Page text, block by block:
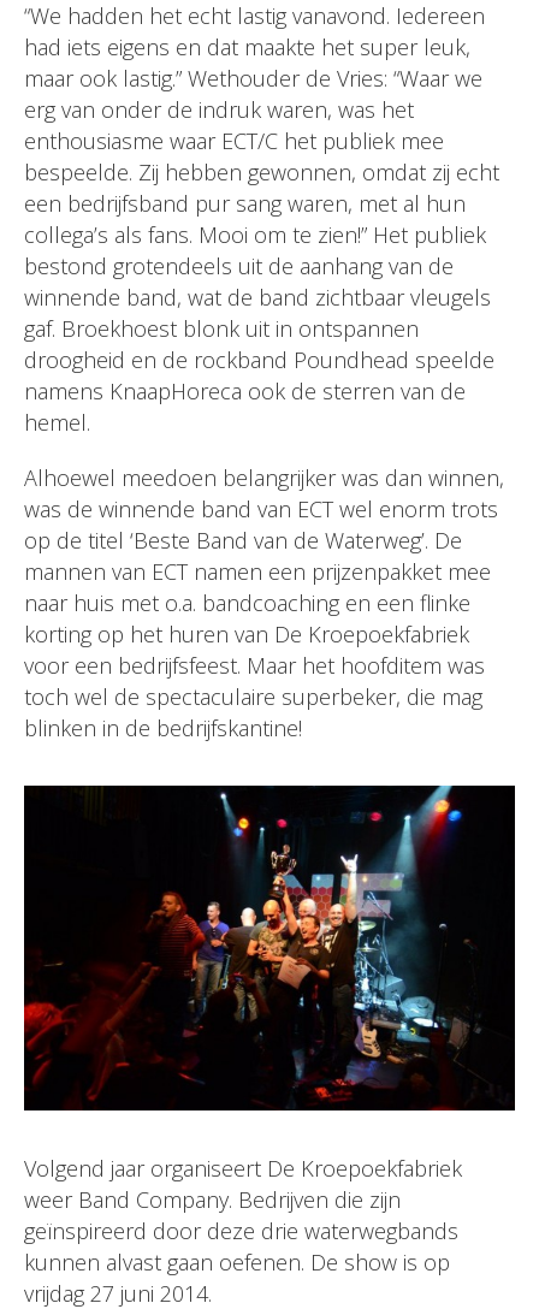
“We hadden het echt lastig vanavond. Iedereen
had iets eigens en dat maakte het super leuk,
maar ook lastig.” Wethouder de Vries: “Waar we
erg van onder de indruk waren, was het
enthousiasme waar ECT/C het publiek mee
bespeelde. Zij hebben gewonnen, omdat zij echt
een bedrijfsband pur sang waren, met al hun
collega’s als fans. Mooi om te zien!” Het publiek
bestond grotendeels uit de aanhang van de
winnende band, wat de band zichtbaar vleugels
gaf. Broekhoest blonk uit in ontspannen
droogheid en de rockband Poundhead speelde
namens KnaapHoreca ook de sterren van de
hemel.
Alhoewel meedoen belangrijker was dan winnen,
was de winnende band van ECT wel enorm trots
op de titel ‘Beste Band van de Waterweg’. De
mannen van ECT namen een prijzenpakket mee
naar huis met o.a. bandcoaching en een flinke
korting op het huren van De Kroepoekfabriek
voor een bedrijfsfeest. Maar het hoofditem was
toch wel de spectaculaire superbeker, die mag
blinken in de bedrijfskantine!
Volgend jaar organiseert De Kroepoekfabriek
weer Band Company. Bedrijven die zijn
geïnspireerd door deze drie waterwegbands
kunnen alvast gaan oefenen. De show is op
vrijdag 27 juni 2014.